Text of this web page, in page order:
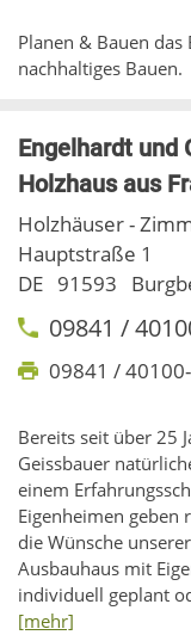
Planen & Bauen
nachhaltiges Bauen.
Engelhardt und
Holzhaus aus
Holzhäuser -
Hauptstraße 1
DE 91593
09841 /
09841 /
Bereits seit über 25
Geissbauer
einem
Eigenheimen
die Wünsche
Ausbauhaus mit
individuell geplant
[mehr]